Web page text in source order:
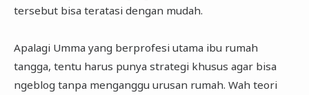
tersebut bisa teratasi dengan mudah.
Apalagi Umma yang berprofesi utama ibu rumah
tangga, tentu harus punya strategi khusus agar bisa
ngeblog tanpa menganggu urusan rumah. Wah teori